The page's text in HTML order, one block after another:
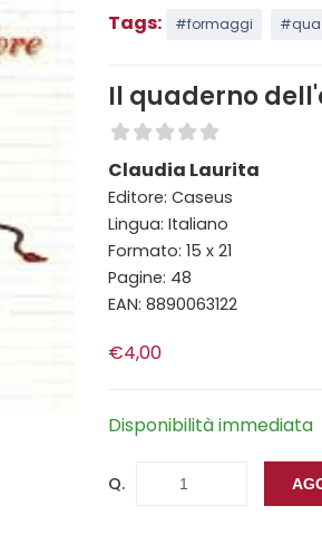
Tags:
#formaggi
Il quaderno
Claudia Laurita
Editore: Caseus
Lingua: Italiano
Formato: 15 x 21
Pagine: 48
EAN: 8890063122
€4,00
Disponibilità immediata
Q.